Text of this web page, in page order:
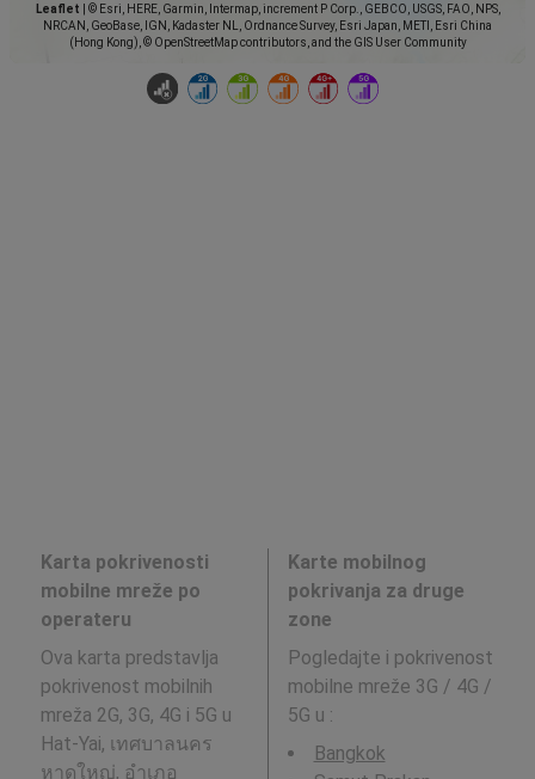
Leaflet
© Esri, HERE, Garmin, Intermap, increment P Corp., GEBCO, USGS, FAO, NPS,
NRCAN, GeoBase, IGN, Kadaster NL, Ordnance Survey, Esri Japan, METI, Esri China
(Hong Kong), © OpenStreetMap contributors, and the GIS User Community
Karta pokrivenosti
mobilne mreže po
operateru
Ova karta predstavlja
pokrivenost mobilnih
mreža 2G, 3G, 4G i 5G u
Hat-Yai, เทศบาลนคร
หาดใหญ่, อำเภอ
Karte mobilnog
pokrivanja za druge
zone
Pogledajte i pokrivenost
mobilne mreže 3G / 4G /
5G u :
Bangkok